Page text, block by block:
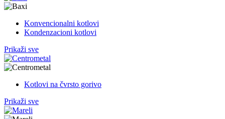
Konvencionalni kotlovi
Kondenzacioni kotlovi
Prikaži sve
Kotlovi na čvrsto gorivo
Prikaži sve